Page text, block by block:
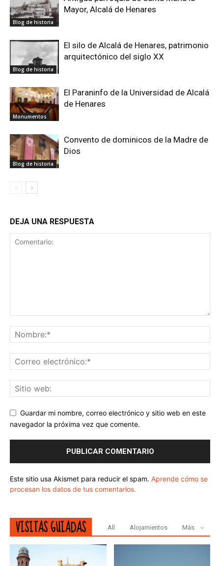
Blog de historia
Mayor, Alcalá de Henares
Blog de historia
El silo de Alcalá de Henares, patrimonio
arquitectónico del siglo XX
Monumentos
El Paraninfo de la Universidad de Alcalá
de Henares
Blog de historia
Convento de dominicos de la Madre de
Dios
DEJA UNA RESPUESTA
Guardar mi nombre, correo electrónico y sitio web en este
navegador la próxima vez que comente.
Este sitio usa Akismet para reducir el spam. Aprende cómo se
procesan los datos de tus comentarios.
VISITAS GUIADAS All Alojamientos Más